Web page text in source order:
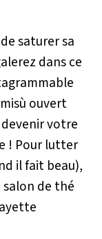
saturer sa
dans ce
ouvert
devenir votre
! Pour lutter
il fait beau),
salon de thé